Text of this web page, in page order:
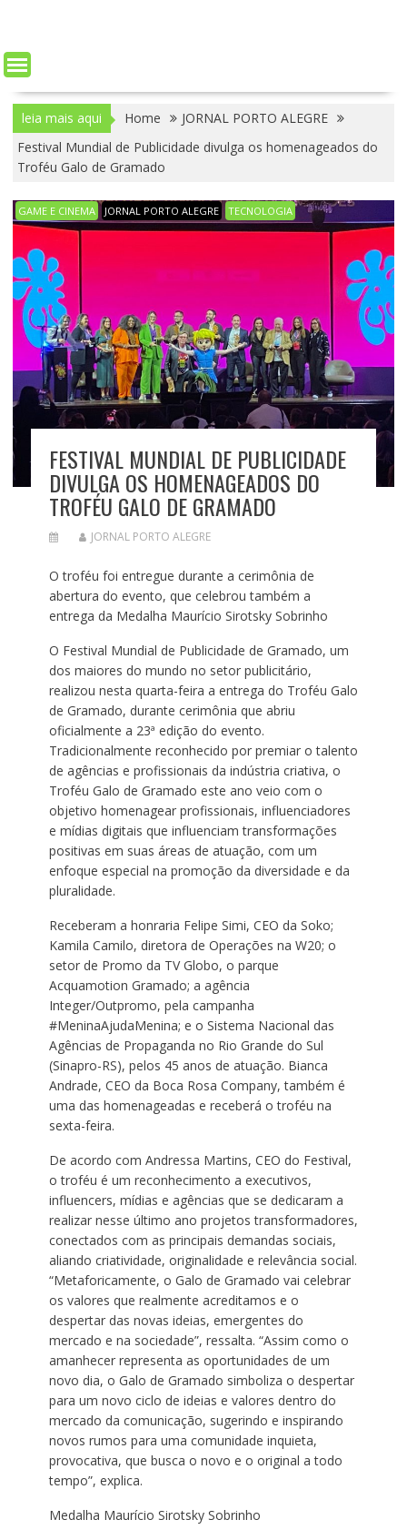
leia mais aqui Home
JORNAL PORTO ALEGRE
Festival Mundial de Publicidade divulga os homenageados do
Troféu Galo de Gramado
GAME E CINEMA JORNAL PORTO ALEGRE TECNOLOGIA
FESTIVAL MUNDIAL DE PUBLICIDADE
DIVULGA OS HOMENAGEADOS DO
TROFÉU GALO DE GRAMADO
JORNAL PORTO ALEGRE
O troféu foi entregue durante a cerimônia de
abertura do evento, que celebrou também a
entrega da Medalha Maurício Sirotsky Sobrinho
O Festival Mundial de Publicidade de Gramado, um
dos maiores do mundo no setor publicitário,
realizou nesta quarta-feira a entrega do Troféu Galo
de Gramado, durante cerimônia que abriu
oficialmente a 23ª edição do evento.
Tradicionalmente reconhecido por premiar o talento
de agências e profissionais da indústria criativa, o
Troféu Galo de Gramado este ano veio com o
objetivo homenagear profissionais, influenciadores
e mídias digitais que influenciam transformações
positivas em suas áreas de atuação, com um
enfoque especial na promoção da diversidade e da
pluralidade.
Receberam a honraria Felipe Simi, CEO da Soko;
Kamila Camilo, diretora de Operações na W20; o
setor de Promo da TV Globo, o parque
Acquamotion Gramado; a agência
Integer/Outpromo, pela campanha
#MeninaAjudaMenina; e o Sistema Nacional das
Agências de Propaganda no Rio Grande do Sul
(Sinapro-RS), pelos 45 anos de atuação. Bianca
Andrade, CEO da Boca Rosa Company, também é
uma das homenageadas e receberá o troféu na
sexta-feira.
De acordo com Andressa Martins, CEO do Festival,
o troféu é um reconhecimento a executivos,
influencers, mídias e agências que se dedicaram a
realizar nesse último ano projetos transformadores,
conectados com as principais demandas sociais,
aliando criatividade, originalidade e relevância social.
“Metaforicamente, o Galo de Gramado vai celebrar
os valores que realmente acreditamos e o
despertar das novas ideias, emergentes do
mercado e na sociedade”, ressalta. “Assim como o
amanhecer representa as oportunidades de um
novo dia, o Galo de Gramado simboliza o despertar
para um novo ciclo de ideias e valores dentro do
mercado da comunicação, sugerindo e inspirando
novos rumos para uma comunidade inquieta,
provocativa, que busca o novo e o original a todo
tempo”, explica.
Medalha Maurício Sirotsky Sobrinho